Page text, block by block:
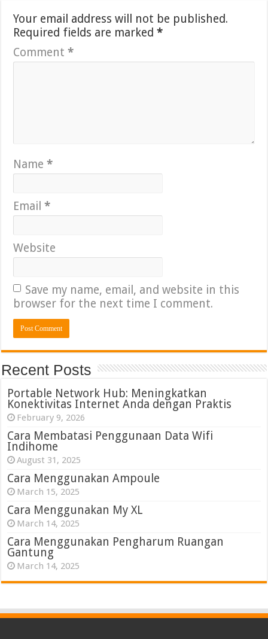
Your email address will not be published.
Required fields are marked*
Comment*
Name*
Email*
Website
Save my name, email, and website in this
browser for the next time I comment.
Recent Posts
Portable Network Hub: Meningkatkan
Konektivitas Internet Anda dengan Praktis
February 9, 2026
Cara Membatasi Penggunaan Data Wifi
Indihome
August 31, 2025
Cara Menggunakan Ampoule
March 15, 2025
Cara Menggunakan My XL
March 14, 2025
Cara Menggunakan Pengharum Ruangan
Gantung
March 14, 2025